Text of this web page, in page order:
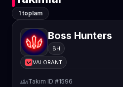
1 toplam
Boss Hunters
BH
VALORANT
groupsTakım ID #1596